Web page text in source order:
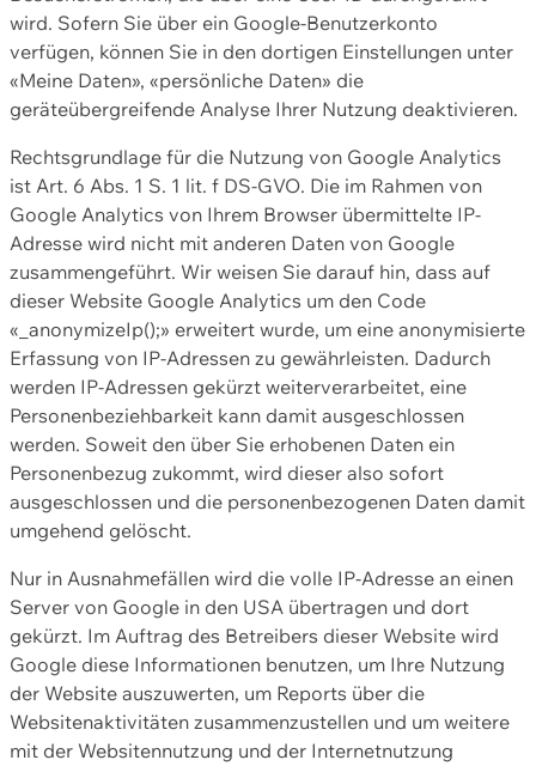
wird. Sofern Sie über ein Google-Benutzerkonto
verfügen, können Sie in den dortigen Einstellungen unter
«Meine Daten», «persönliche Daten» die
geräteübergreifende Analyse Ihrer Nutzung deaktivieren.
Rechtsgrundlage für die Nutzung von Google Analytics
ist Art. 6 Abs. 1 S. 1 lit. f DS-GVO. Die im Rahmen von
Google Analytics von Ihrem Browser übermittelte IP-
Adresse wird nicht mit anderen Daten von Google
zusammengeführt. Wir weisen Sie darauf hin, dass auf
dieser Website Google Analytics um den Code
«_anonymizeIp();» erweitert wurde, um eine anonymisierte
Erfassung von IP-Adressen zu gewährleisten. Dadurch
werden IP-Adressen gekürzt weiterverarbeitet, eine
Personenbeziehbarkeit kann damit ausgeschlossen
werden. Soweit den über Sie erhobenen Daten ein
Personenbezug zukommt, wird dieser also sofort
ausgeschlossen und die personenbezogenen Daten damit
umgehend gelöscht.
Nur in Ausnahmefällen wird die volle IP-Adresse an einen
Server von Google in den USA übertragen und dort
gekürzt. Im Auftrag des Betreibers dieser Website wird
Google diese Informationen benutzen, um Ihre Nutzung
der Website auszuwerten, um Reports über die
Websitenaktivitäten zusammenzustellen und um weitere
mit der Websitennutzung und der Internetnutzung